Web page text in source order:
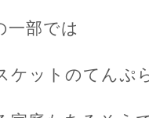
一部では
ケットのてんぷ